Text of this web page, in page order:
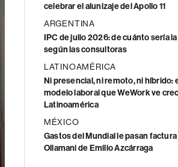
celebrar el alunizaje del Apollo 11
ARGENTINA
IPC de julio 2026: de cuánto sería
según las consultoras
LATINOAMÉRICA
Ni presencial, ni remoto, ni híbrido:
modelo laboral que WeWork ve
Latinoamérica
MÉXICO
Gastos del Mundial le pasan factura
Ollamani de Emilio Azcárraga